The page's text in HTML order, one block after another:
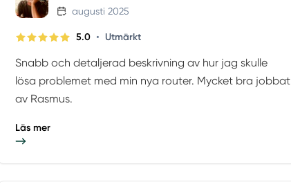
augusti 2025
5.0 • Utmärkt
Snabb och detaljerad beskrivning av hur jag skulle
lösa problemet med min nya router. Mycket bra jobbat
av Rasmus.
Läs mer